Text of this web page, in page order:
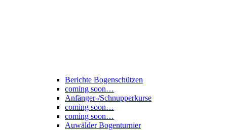
Berichte Bogenschützen
coming soon…
Anfänger-/Schnupperkurse
coming soon…
coming soon…
Auwälder Bogenturnier